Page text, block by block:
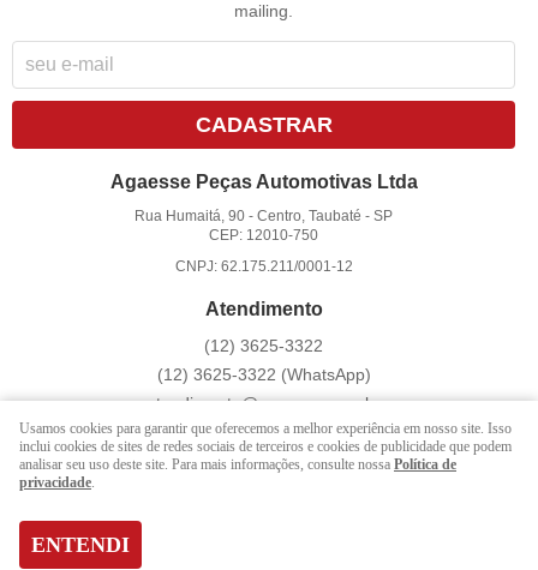
mailing.
CADASTRAR
Agaesse Peças Automotivas Ltda
Rua Humaitá, 90 -Centro, Taubaté -SP
CEP: 12010-750
CNPJ: 62.175.211/0001-12
Atendimento
(12) 3625-3322
(12) 3625-3322 (WhatsApp)
atendimento@agaesse.com.br
LOJA VIRTUAL CRIADA POR
Usamos cookies para garantir que oferecemos a melhor experiência em nosso site. Isso
inclui cookies de sites de redes sociais de terceiros e cookies de publicidade que podem
analisar seu uso deste site. Para mais informações, consulte nossa Política de
privacidade.
ENTENDI